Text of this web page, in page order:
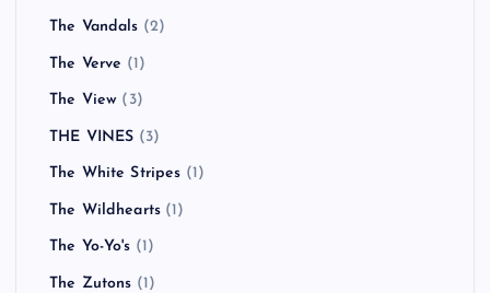
The Vandals (2)
The Verve (1)
The View (3)
THE VINES (3)
The White Stripes (1)
The Wildhearts (1)
The Yo-Yo's (1)
The Zutons (1)